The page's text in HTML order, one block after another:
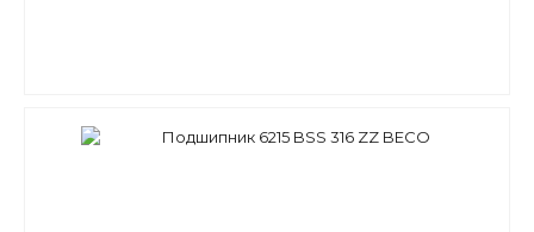
Подшипник 6215 BSS 316 ZZ BECO